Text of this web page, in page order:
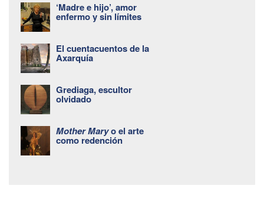
‘Madre e hijo’, amor
enfermo y sin límites
El cuentacuentos de la
Axarquía
Grediaga, escultor
olvidado
Mother Maryo el arte
como redención